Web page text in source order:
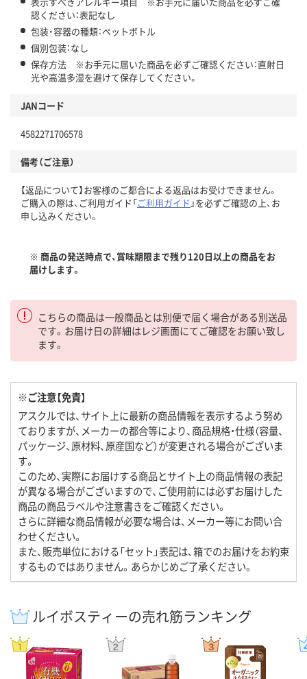
認ください：表記なし
包装・容器の種類：ペットボトル
個別包装：なし
保存方法 ※お手元に届いた商品を必ずご確認ください：直射日
光や高温多湿を避けて保存してください。
JANコード
4582271706578
備考（ご注意）
【返品について】お客様のご都合による返品はお受けできません。
ご購入の際は、ご利用ガイド「ご利用ガイド 」を必ずご確認の上、お
申し込みください。
※ 商品の発送時点で、賞味期限まで残り120日以上の商品をお
届けします。
こちらの商品は一般商品とは別便で届く場合がある別送品
です。お届け日の詳細はレジ画面にてご確認をお願い致し
ます。
※ご注意【免責】
アスクルでは、サイト上に最新の商品情報を表示するよう努め
ておりますが、メーカーの都合等により、商品規格・仕様（容量、
パッケージ、原材料、原産国など）が変更される場合がございま
す。
このため、実際にお届けする商品とサイト上の商品情報の表記
が異なる場合がございますので、ご使用前には必ずお届けした
商品の商品ラベルや注意書きをご確認ください。
さらに詳細な商品情報が必要な場合は、メーカー等にお問い合
わせください。
また、販売単位における「セット」表記は、箱でのお届けをお約束
するものではありません。あらかじめご了承ください。
ルイボスティーの売れ筋ランキング